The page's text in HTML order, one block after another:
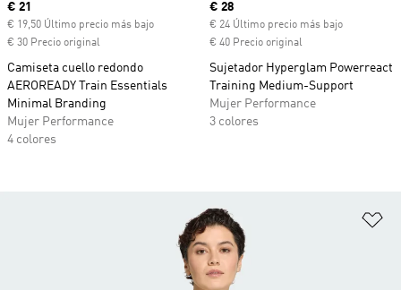
Precio actual
€ 21
€ 19,50 Último precio más bajo
€ 30 Precio original
Camiseta cuello redondo
AEROREADY Train Essentials
Minimal Branding
Mujer Performance
4 colores
Precio actual
€ 28
€ 24 Último precio más bajo
€ 40 Precio original
Sujetador Hyperglam Powerreact
Training Medium-Support
Mujer Performance
3 colores